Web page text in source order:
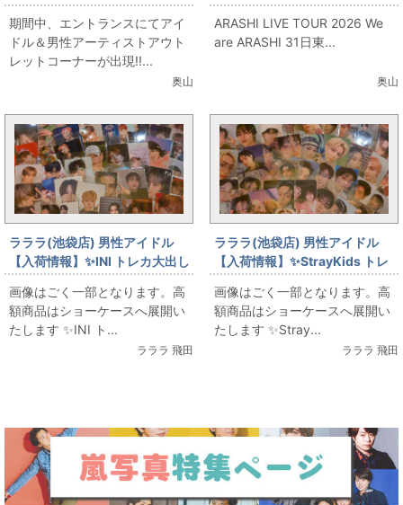
ンスにアウトレットコーナー出
現!!
期間中、エントランスにてアイ
ドル＆男性アーティストアウト
レットコーナーが出現!!...
奥山
ベント】31日東京ドーム開催に
合わせて、大出しイベントをや
ります！
ARASHI LIVE TOUR 2026 We
are ARASHI 31日東...
奥山
ラララ(池袋店) 男性アイドル
【入荷情報】✨INI トレカ大出し
✨【GW】
画像はごく一部となります。高
額商品はショーケースへ展開い
たします ✨INI ト...
ラララ 飛田
ラララ(池袋店) 男性アイドル
【入荷情報】✨StrayKids トレ
カ大出し✨【GW】
画像はごく一部となります。高
額商品はショーケースへ展開い
たします ✨Stray...
ラララ 飛田